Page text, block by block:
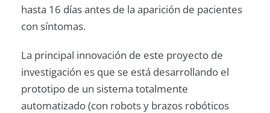
hasta 16 días antes de la aparición de pacientes
con síntomas.
La principal innovación de este proyecto de
investigación es que se está desarrollando el
prototipo de un sistema totalmente
automatizado (con robots y brazos robóticos